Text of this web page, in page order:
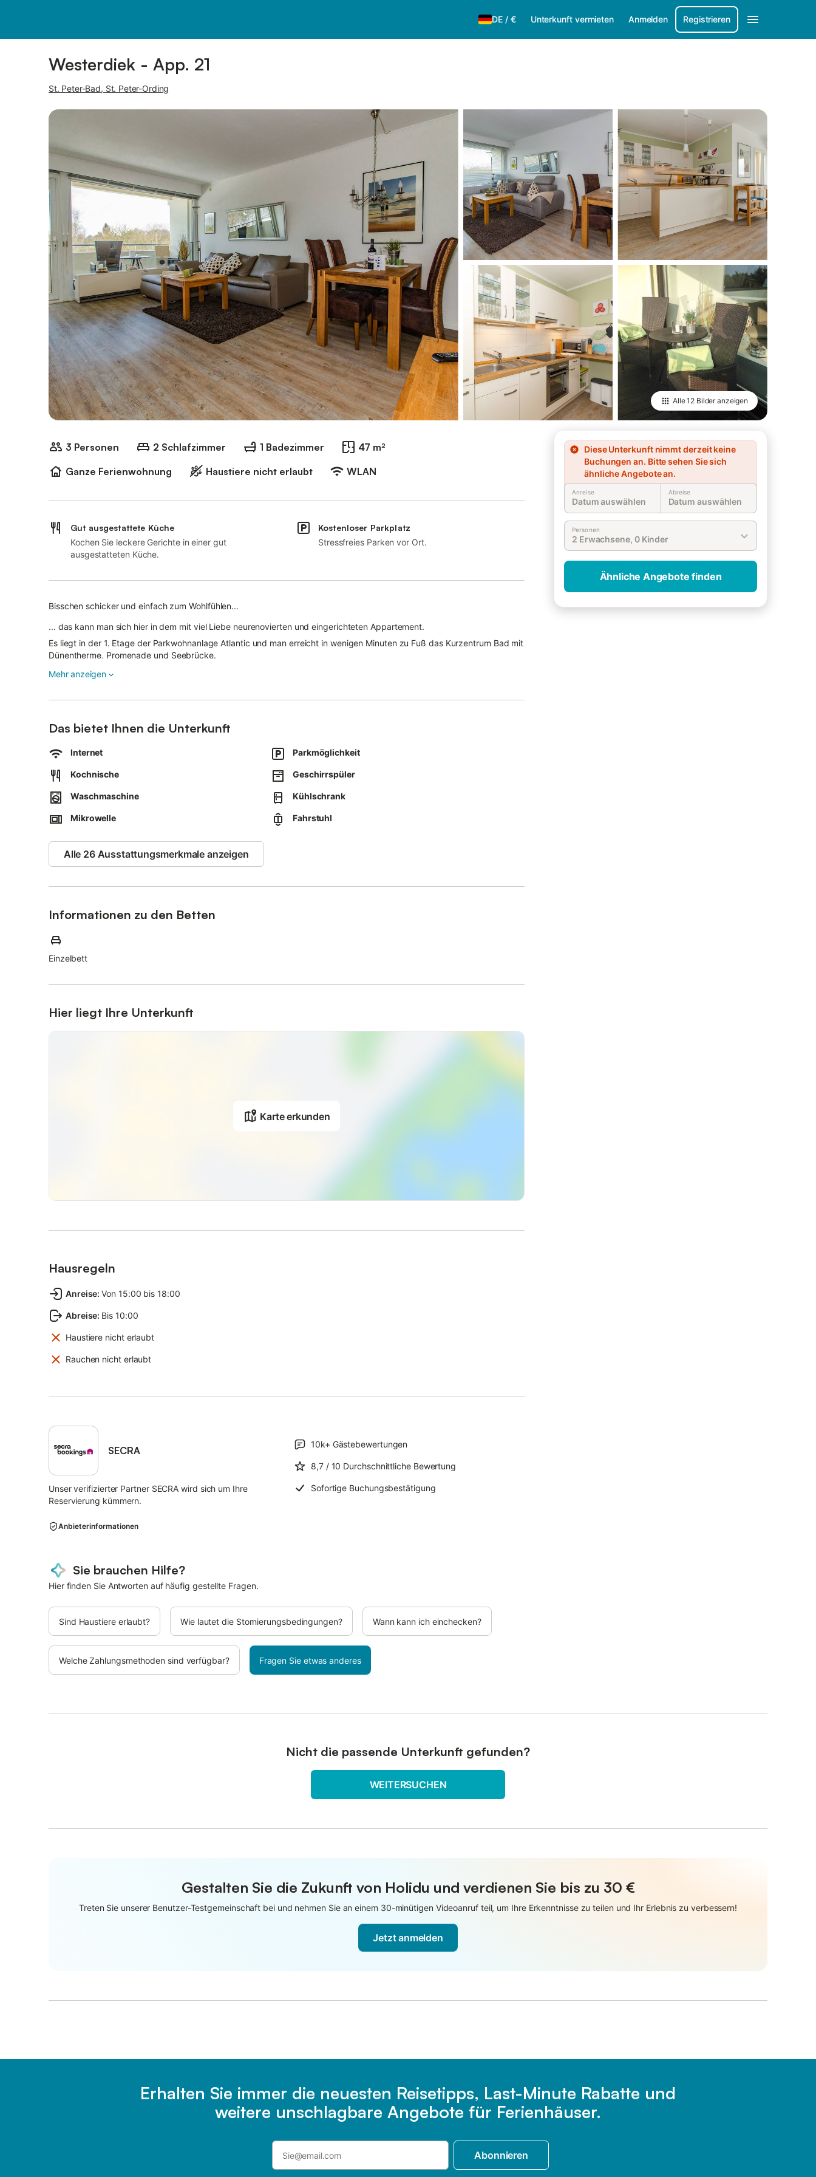
DE / € Unterkunft vermieten Anmelden Registrieren
Westerdiek - App. 21
St. Peter-Bad, St. Peter-Ording
Alle12 Bilderanzeigen
3 Personen 2 Schlafzimmer 1 Badezimmer
47 m²
Ganze Ferienwohnung
Haustiere nicht erlaubt WLAN
Diese Unterkunft nimmt derzeit keine
Buchungen an. Bitte sehen Sie sich
ähnliche Angebote an.
Anreise
Datum auswählen
Abreise
Datum auswählen
Personen
2 Erwachsene, 0 Kinder
Ähnliche Angebote finden
Gut ausgestattete Küche
Kochen Sie leckere Gerichte in einer gut
ausgestatteten Küche.
Kostenloser Parkplatz
Stressfreies Parken vor Ort.
Bisschen schicker und einfach zum Wohlfühlen...
... das kann man sich hier in dem mit viel Liebe neurenovierten und eingerichteten Appartement.
Es liegt in der 1. Etage der Parkwohnanlage Atlantic und man erreicht in wenigen Minuten zu Fuß das Kurzentrum Bad mit
Dünentherme, Promenade und Seebrücke.
Ein helles freundliches Wohnzimmer mit Essbereich, direkter Zugang zum möblierten Balkon, eine offene Küche mit
Mehr anzeigen
Das bietet Ihnen die Unterkunft
Internet Parkmöglichkeit
Kochnische Geschirrspüler
Waschmaschine Kühlschrank
Mikrowelle Fahrstuhl
Alle 26 Ausstattungsmerkmale anzeigen
Informationen zu den Betten
Einzelbett
Hier liegt Ihre Unterkunft
Karte erkunden
Hausregeln
Anreise: Von 15:00 bis 18:00
Abreise: Bis 10:00
Haustiere nicht erlaubt
Rauchen nicht erlaubt
SECRA
Unser verifizierter Partner SECRA wird sich um Ihre
Reservierung kümmern.
10k+ Gästebewertungen
8,7 / 10 Durchschnittliche Bewertung
Sofortige Buchungsbestätigung
Anbieterinformationen
Sie brauchen Hilfe?
Hier finden Sie Antworten auf häufig gestellte Fragen.
Sind Haustiere erlaubt? Wie lautet die Stornierungsbedingungen? Wann kann ich einchecken?
Welche Zahlungsmethoden sind verfügbar? Fragen Sie etwas anderes
Nicht die passende Unterkunft gefunden?
WEITERSUCHEN
Gestalten Sie die Zukunft von Holidu und verdienen Sie bis zu 30 €
Treten Sie unserer Benutzer-Testgemeinschaft bei und nehmen Sie an einem 30-minütigen Videoanruf teil, um Ihre Erkenntnisse zu teilen und Ihr Erlebnis zu verbessern!
Jetzt anmelden
Erhalten Sie immer die neuesten Reisetipps, Last-Minute Rabatte und
weitere unschlagbare Angebote für Ferienhäuser.
Abonnieren